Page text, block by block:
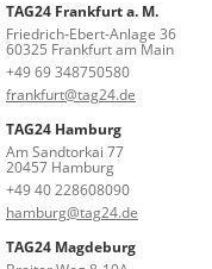
TAG24 Frankfurt a. M.
Friedrich-Ebert-Anlage 36
60325 Frankfurt am Main
+49 69 348750580
frankfurt@tag24.de
TAG24 Hamburg
Am Sandtorkai 77
20457 Hamburg
+49 40 228608090
hamburg@tag24.de
TAG24 Magdeburg